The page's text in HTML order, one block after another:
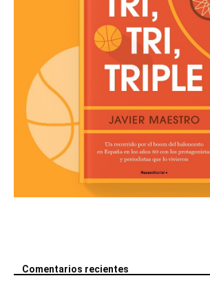
Comentarios recientes